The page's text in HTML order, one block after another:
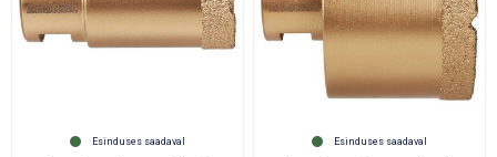
Esinduses saadaval Esinduses saadaval